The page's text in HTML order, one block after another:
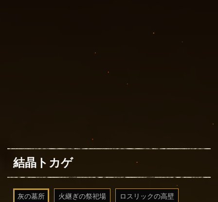
結晶トカゲ
灰の墓所 火継ぎの祭祀場 ロスリックの高壁